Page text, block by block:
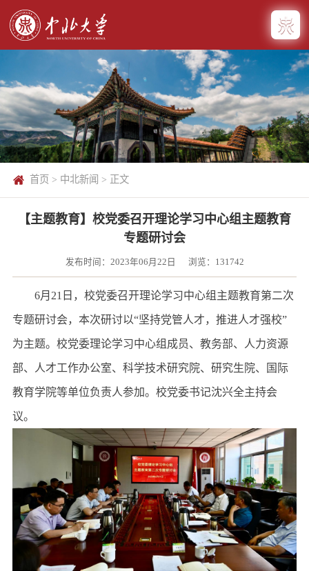
首页 > 中北新闻 > 正文
【主题教育】校党委召开理论学习中心组主题教育
专题研讨会
发布时间：2023年06月22日 浏览： 131742
6月21日，校党委召开理论学习中心组主题教育第二次
专题研讨会，本次研讨以“坚持党管人才，推进人才强校”
为主题。校党委理论学习中心组成员、教务部、人力资源
部、人才工作办公室、科学技术研究院、研究生院、国际
教育学院等单位负责人参加。校党委书记沈兴全主持会
议。